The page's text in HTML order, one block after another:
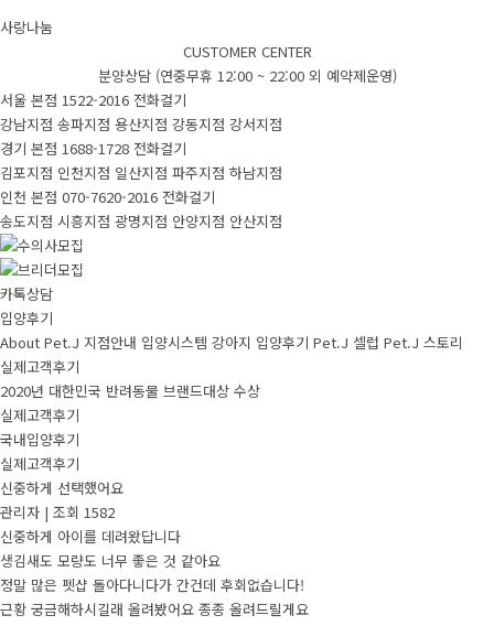
사랑나눔
CUSTOMER CENTER
분양상담 (연중무휴 12:00 ~ 22:00 외 예약제운영)
서울 본점 1522-2016 전화걸기
강남지점 송파지점 용산지점 강동지점 강서지점
경기 본점 1688-1728 전화걸기
김포지점 인천지점 일산지점 파주지점 하남지점
인천 본점 070-7620-2016 전화걸기
송도지점 시흥지점 광명지점 안양지점 안산지점
카톡상담
입양후기
About Pet.J 지점안내 입양시스템 강아지 입양후기 Pet.J 셀럽 Pet.J 스토리
실제고객후기
2020년 대한민국 반려동물 브랜드대상 수상
실제고객후기
국내입양후기
실제고객후기
신중하게 선택했어요
관리자 | 조회 1582
신중하게 아이를 데려왔답니다
생김새도 모량도 너무 좋은 것 같아요
정말 많은 펫샵 돌아다니다가 간건데 후회없습니다!
근황 궁금해하시길래 올려봤어요 종종 올려드릴게요